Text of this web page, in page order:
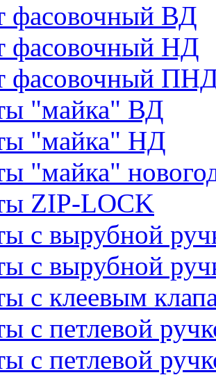
фасовочный ВД
фасовочный НД
фасовочный
"майка" ВД
"майка" НД
"майка"
ZIP-LOCK
с вырубной
с вырубной
с клеевым
с петлевой
с петлевой